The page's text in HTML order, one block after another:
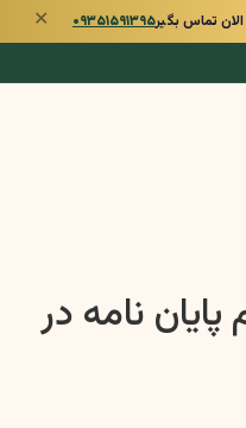
تماس بگیر۰۹۳۵۱۵۹۱۳۹۵ ✕
نامه در